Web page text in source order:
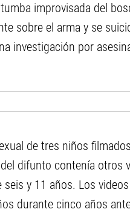
improvisada del
sobre el arma y se
investigación por
de tres niños
difunto contenía otros
y 11 años. Los
durante cinco años